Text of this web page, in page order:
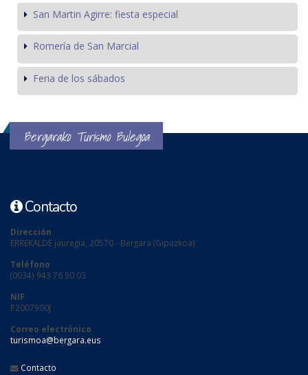
San Martin Agirre: fiesta especial
Romería de San Marcial
Feria de los sábados
Bergarako Turismo Bulegoa
Contacto
Dirección
ERREKALDE jauregia, 20570 - Bergara (Gipuzkoa)
Teléfono
(0034) 943 76 90 03
NIF
P2007900J
Correo electrónico
turismoa@bergara.eus
Contacto